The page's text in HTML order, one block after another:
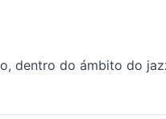
dentro do ámbito do